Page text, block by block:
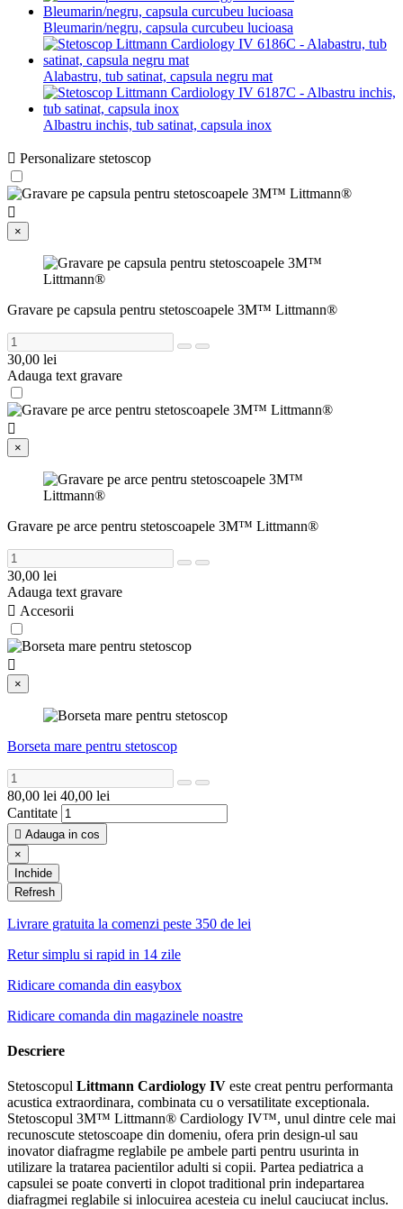
Bleumarin/negru, capsula curcubeu lucioasa
Alabastru, tub satinat, capsula negru mat
Albastru inchis, tub satinat, capsula inox
 Personalizare stetoscop

×
Gravare pe capsula pentru stetoscoapele 3M™ Littmann®
30,00 lei
Adauga text gravare

×
Gravare pe arce pentru stetoscoapele 3M™ Littmann®
30,00 lei
Adauga text gravare
 Accesorii

×
Borseta mare pentru stetoscop
80,00 lei 40,00 lei
Cantitate
 Adauga in cos
×
Inchide
Livrare gratuita la comenzi peste 350 de lei
Retur simplu si rapid in 14 zile
Ridicare comanda din easybox
Ridicare comanda din magazinele noastre
Descriere
Stetoscopul Littmann Cardiology IV este creat pentru performanta
acustica extraordinara, combinata cu o versatilitate exceptionala.
Stetoscopul 3M™ Littmann® Cardiology IV™, unul dintre cele mai
recunoscute stetoscoape din domeniu, ofera prin design-ul sau
inovator diafragme reglabile pe ambele parti pentru usurinta in
utilizare la tratarea pacientilor adulti si copii. Partea pediatrica a
capsulei se poate converti in clopot traditional prin indepartarea
diafragmei reglabile si inlocuirea acesteia cu inelul cauciucat inclus.